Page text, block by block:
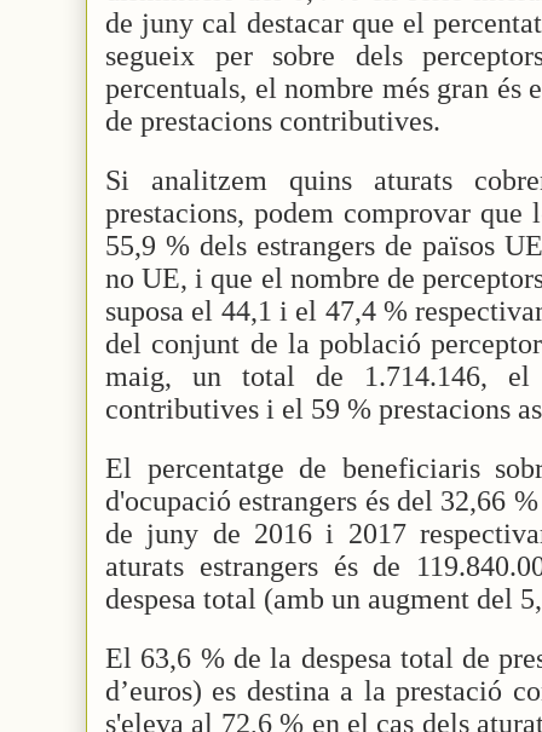
de juny cal destacar que el
segueix per sobre dels
percentuals, el nombre més gran és
de prestacions contributives.
Si analitzem quins aturats
prestacions, podem comprovar que
55,9 % dels estrangers de països
no UE, i que el nombre de
suposa el 44,1 i el 47,4 %
del conjunt de la població
maig, un total de 1.714.146, el
contributives i el 59 % prestacions
El percentatge de beneficiaris
d'ocupació estrangers és del 32,66
de juny de 2016 i 2017
aturats estrangers és de
despesa total (amb un augment del
El 63,6 % de la despesa total de
d’euros) es destina a la prestació
s'eleva al 72,6 % en el cas dels